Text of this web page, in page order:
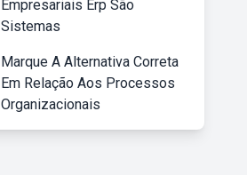
Empresariais Erp São
Sistemas
Marque A Alternativa Correta
Em Relação Aos Processos
Organizacionais